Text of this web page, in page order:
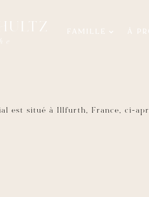
FAMILLE À
est situé à Illfurth, France, ci-